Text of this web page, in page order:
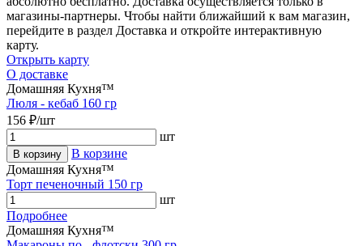
магазины-партнеры. Чтобы найти ближайший к вам магазин,
перейдите в раздел Доставка и откройте интерактивную
карту.
Открыть карту
О доставке
Домашняя Кухня™
Люля - кебаб 160 гр
156 ₽/шт
шт
В корзину
В корзине
Домашняя Кухня™
Торт печеночный 150 гр
шт
Подробнее
Домашняя Кухня™